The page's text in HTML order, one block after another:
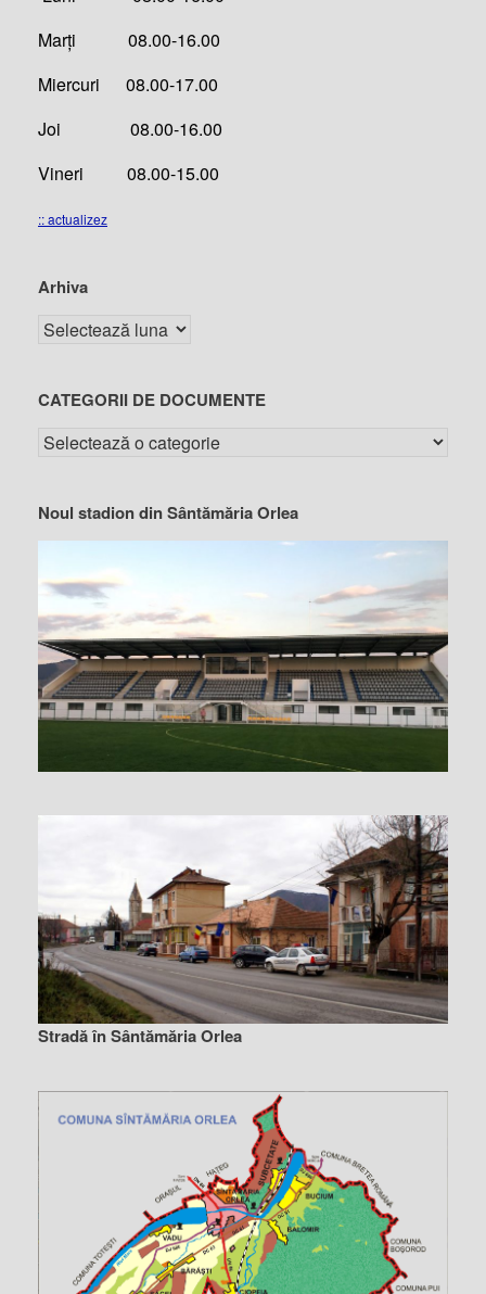
Marți 08.00-16.00
Miercuri 08.00-17.00
Joi 08.00-16.00
Vineri 08.00-15.00
:: actualizez
Arhiva
CATEGORII DE DOCUMENTE
Noul stadion din Sântămăria Orlea
Stradă în Sântămăria Orlea